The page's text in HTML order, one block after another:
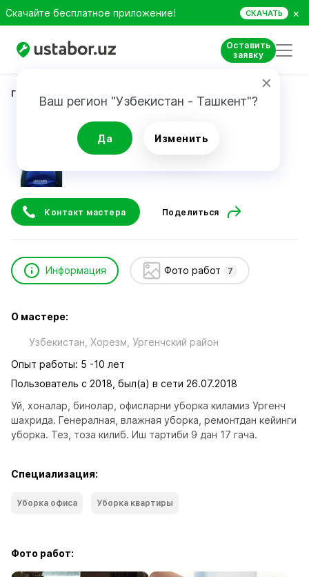
Скачайте бесплатное приложение! СКАЧАТЬ ×
Оставить
заявку
Ваш регион "Узбекистан - Ташкент"?
Да Изменить
Главная Бытовые услуги
Бахор
Контакт мастера Поделиться
Информация Фото работ 7
О мастере:
Узбекистан, Хорезм, Ургенчский район
Опыт работы: 5 -10 лет
Пользователь с 2018, был(а) в сети 26.07.2018
Уй, хоналар, бинолар, офисларни уборка киламиз Ургенч
шахрида. Генералная, влажная уборка, ремонтдан кейинги
уборка. Тез, тоза килиб. Иш тартиби 9 дан 17 гача.
Специализация:
Уборка офиса Уборка квартиры
Фото работ: